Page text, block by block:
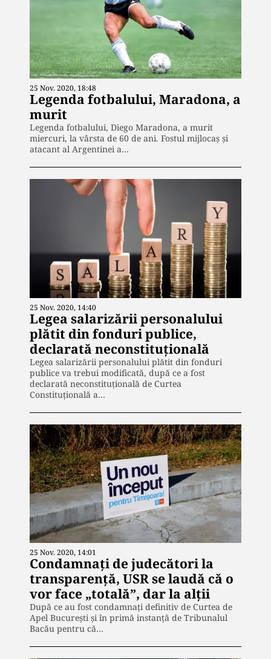
25 Nov. 2020, 18:48
Legenda fotbalului, Maradona, a
murit
Legenda fotbalului, Diego Maradona, a murit
miercuri, la vârsta de 60 de ani. Fostul mijlocaș și
atacant al Argentinei a…
25 Nov. 2020, 14:40
Legea salarizării personalului
plătit din fonduri publice,
declarată neconstituțională
Legea salarizării personalului plătit din fonduri
publice va trebui modificată, după ce a fost
declarată neconstituțională de Curtea
Constituţională a…
25 Nov. 2020, 14:01
Condamnați de judecători la
transparență, USR se laudă că o
vor face „totală”, dar la alții
După ce au fost condamnați definitiv de Curtea de
Apel București și în primă instanță de Tribunalul
Bacău pentru că…